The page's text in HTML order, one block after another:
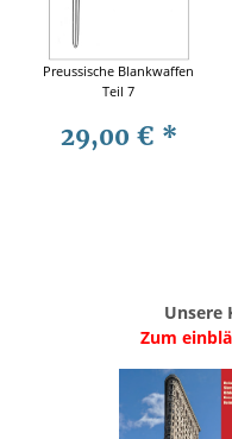
Preussische Blankwaffen
Teil 7
29,00 € *
Unsere
Zum